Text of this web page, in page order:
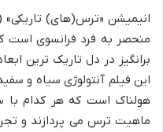
منحصر به فرد فرانسوی
برانگیز در دل تاریک ترین
این فیلم آنتولوژی سیاه و
هولناک است که هر کدام با
ماهیت ترس می پردازند و